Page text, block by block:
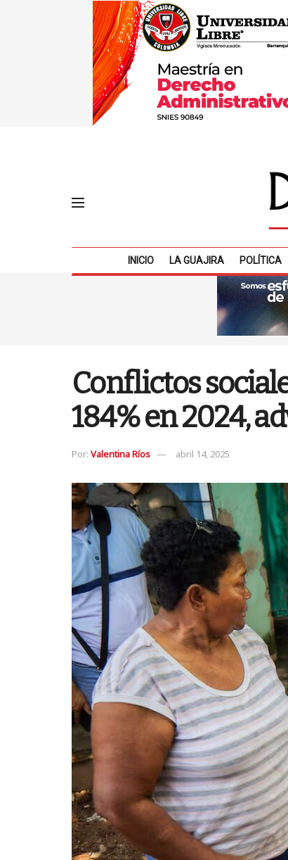
INICIO LA GUAJIRA POLÍTICA
Conflictos
184% en 2024,
Por: Valentina Ríos abril 14, 2025